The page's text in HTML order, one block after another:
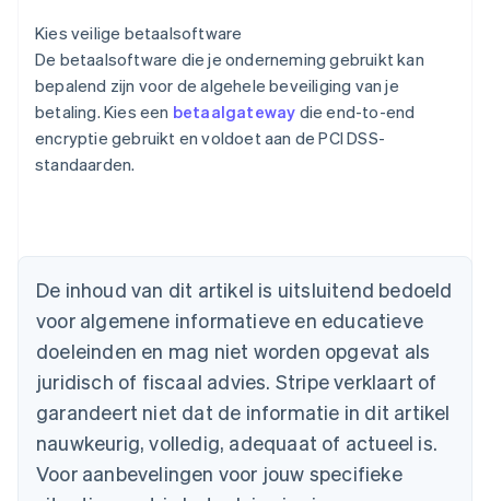
Kies veilige betaalsoftware
De betaalsoftware die je onderneming gebruikt kan
bepalend zijn voor de algehele beveiliging van je
betaling. Kies een betaalgateway die end-to-end
encryptie gebruikt en voldoet aan de PCI DSS-
standaarden.
De inhoud van dit artikel is uitsluitend bedoeld
voor algemene informatieve en educatieve
doeleinden en mag niet worden opgevat als
juridisch of fiscaal advies. Stripe verklaart of
garandeert niet dat de informatie in dit artikel
nauwkeurig, volledig, adequaat of actueel is.
Voor aanbevelingen voor jouw specifieke
België
Brazilië
PortuguêsEnglish
Bulgarije
English
Canada
English Français
Cyprus
English
Denemarken